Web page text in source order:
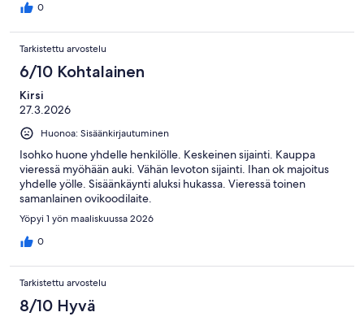
0
Tarkistettu arvostelu
6/10 Kohtalainen
Kirsi
27.3.2026
Huonoa: Sisäänkirjautuminen
Isohko huone yhdelle henkilölle. Keskeinen sijainti. Kauppa
vieressä myöhään auki. Vähän levoton sijainti. Ihan ok majoitus
yhdelle yölle. Sisäänkäynti aluksi hukassa. Vieressä toinen
samanlainen ovikoodilaite.
Yöpyi 1 yön maaliskuussa 2026
0
Tarkistettu arvostelu
8/10 Hyvä